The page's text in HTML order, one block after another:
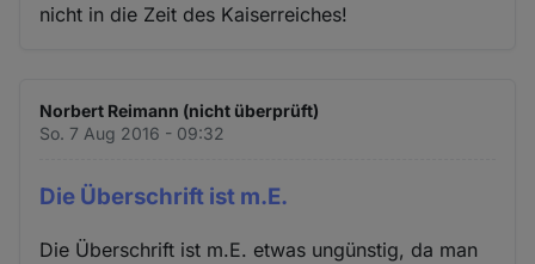
nicht in die Zeit des Kaiserreiches!
Norbert Reimann (nicht überprüft)
So. 7 Aug 2016 - 09:32
Die Überschrift ist m.E.
Die Überschrift ist m.E. etwas ungünstig, da man